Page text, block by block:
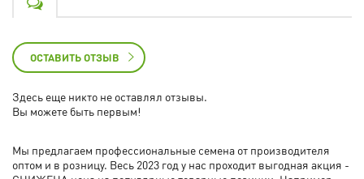
ОСТАВИТЬ ОТЗЫВ
Здесь еще никто не оставлял отзывы.
Вы можете быть первым!
Мы предлагаем профессиональные семена от производителя
оптом и в розницу. Весь 2023 год у нас проходит выгодная акция -